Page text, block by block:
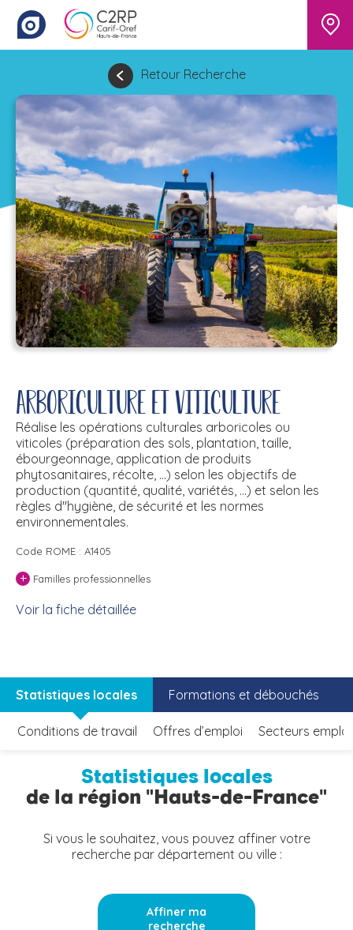
Retour Recherche
Arboriculture et viticulture
Réalise les opérations culturales arboricoles ou
viticoles (préparation des sols, plantation, taille,
ébourgeonnage, application de produits
phytosanitaires, récolte, ...) selon les objectifs de
production (quantité, qualité, variétés, ...) et selon les
règles d''hygiène, de sécurité et les normes
environnementales.
Code ROME : A1405
+ Familles professionnelles
Voir la fiche détaillée
Statistiques locales Formations et débouchés
Conditions de travail Offres d’emploi Secteurs
Statistiques locales
de la région "Hauts-de-France"
Si vous le souhaitez, vous pouvez affiner votre
recherche par département ou ville :
Affiner ma
recherche